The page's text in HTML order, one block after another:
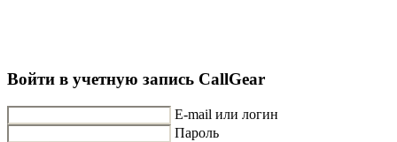
Войти в учетную запись CallGear
E-mail или логин
Пароль